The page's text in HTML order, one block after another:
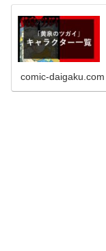
comic-daigaku.com